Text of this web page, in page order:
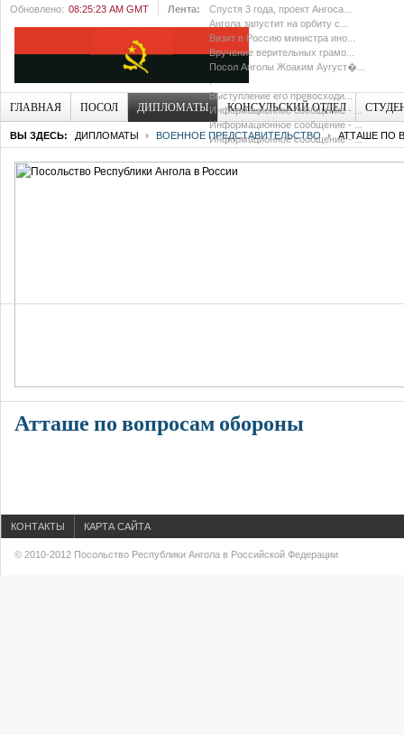
Обновлено: 08:25:23 AM GMT Лента:
Спустя 3 года, проект Ангоса...
Ангола запустит на орбиту с...
Визит в Россию министра ино...
Вручение верительных грамо...
Посол Анголы Жоаким Аугуст�...
.
Выступление его превосходи...
Информационное сообщение - ...
Информационное сообщение - ...
Информационное сообщение - ...
ГЛАВНАЯ ПОСОЛ ДИПЛОМАТЫ КОНСУЛЬСКИЙ ОТДЕЛ
ВЫ ЗДЕСЬ: ДИПЛОМАТЫ ВОЕННОЕ ПРЕДСТАВИТЕЛЬСТВО АТТАШЕ ПО
Атташе по вопросам обороны
КОНТАКТЫ КАРТА САЙТА
© 2010-2012 Посольство Республики Ангола в Российской Федерации